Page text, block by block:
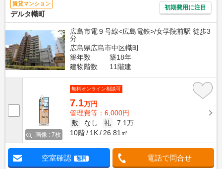
賃貸マンション
デルタ幟町
初期費用に注目
広島市電９号線<広島電鉄>/女学院前駅 徒歩3
分
広島県広島市中区幟町
築年数
築18年
建物階数
11階建
画像 : 7枚
無料オンライン相談可
7.1万円
管理費等：6,000円
敷
なし 礼
7.1万
10階
1K 26.81㎡
空室確認 無料 電話で問合せ